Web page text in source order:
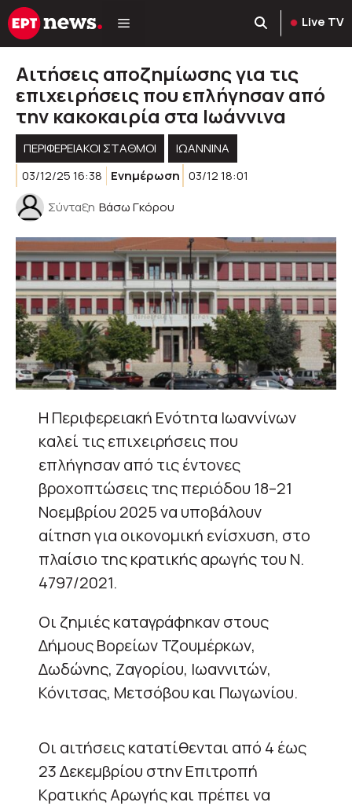
Μετάβαση
σε
Live TV
Αιτήσεις αποζημίωσης για τις
επιχειρήσεις που επλήγησαν από
την κακοκαιρία στα Ιωάννινα
ΠΕΡΙΦΕΡΕΙΑΚΟΊ ΣΤΑΘΜΟΊ
ΙΩΑΝΝΙΝΑ
03/12/25 16:38
Ενημέρωση 03/12 18:01
Σύνταξη Βάσω Γκόρου
Η Περιφερειακή Ενότητα Ιωαννίνων
καλεί τις επιχειρήσεις που
επλήγησαν από τις έντονες
βροχοπτώσεις της περιόδου 18–21
Νοεμβρίου 2025 να υποβάλουν
αίτηση για οικονομική ενίσχυση, στο
πλαίσιο της κρατικής αρωγής του Ν.
4797/2021.
Οι ζημιές καταγράφηκαν στους
Δήμους Βορείων Τζουμέρκων,
Δωδώνης, Ζαγορίου, Ιωαννιτών,
Κόνιτσας, Μετσόβου και Πωγωνίου.
Οι αιτήσεις κατατίθενται από 4 έως
23 Δεκεμβρίου στην Επιτροπή
Κρατικής Αρωγής και πρέπει να